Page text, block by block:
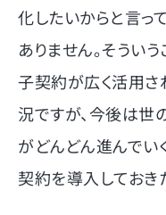
化したいからと言っ
ありません。そうい
子契約が広く活用
況ですが、今後は
がどんどん進んでい
契約を導入しておき